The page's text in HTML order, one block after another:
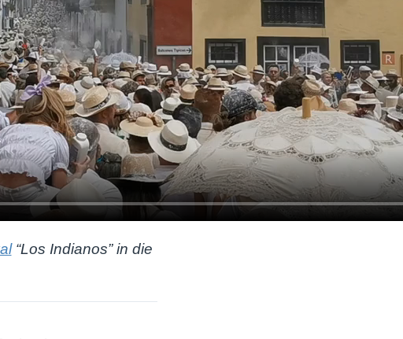
“Los Indianos” in die